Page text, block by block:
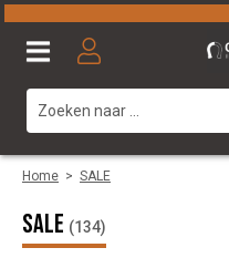
Home > SALE
SALE (134)